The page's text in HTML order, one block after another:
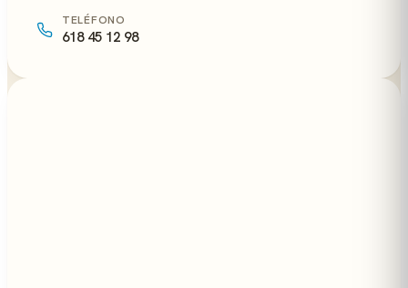
TELÉFONO
618 45 12 98